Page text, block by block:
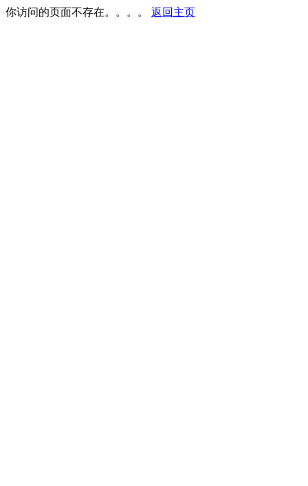
你访问的页面不存在。。。。 返回主页